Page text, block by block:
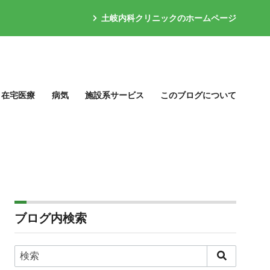
土岐内科クリニックのホームページ
在宅医療 病気 施設系サービス このブログについて
ブログ内検索